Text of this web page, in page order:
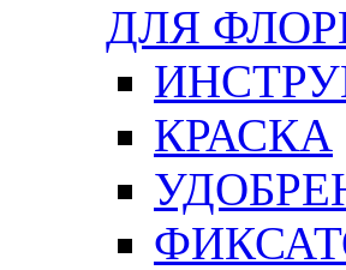
ДЛЯ
КРАСКА